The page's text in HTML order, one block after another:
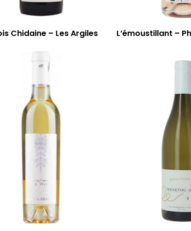
Chidaine – Les Argiles L’émoustillant –